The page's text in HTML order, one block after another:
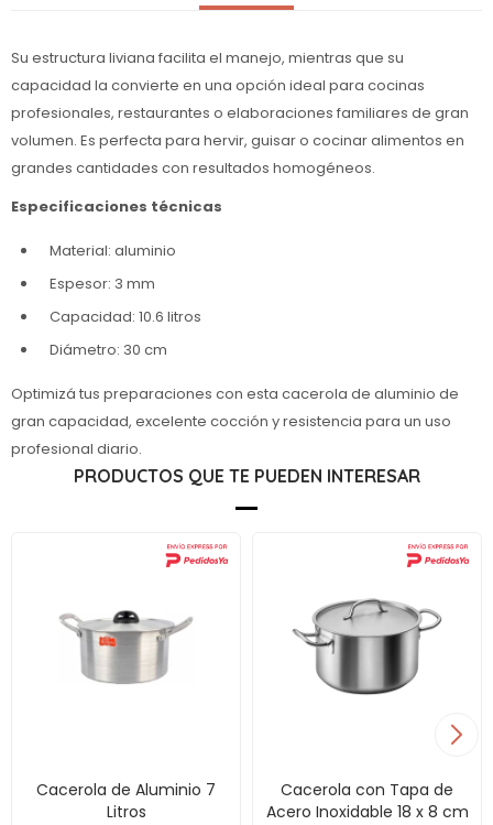
Su estructura liviana facilita el manejo, mientras que su
capacidad la convierte en una opción ideal para cocinas
profesionales, restaurantes o elaboraciones familiares de gran
volumen. Es perfecta para hervir, guisar o cocinar alimentos en
grandes cantidades con resultados homogéneos.
Especificaciones técnicas
Material: aluminio
Espesor: 3 mm
Capacidad: 10.6 litros
Diámetro: 30 cm
Optimizá tus preparaciones con esta cacerola de aluminio de
gran capacidad, excelente cocción y resistencia para un uso
profesional diario.
PRODUCTOS QUE TE PUEDEN INTERESAR
Cacerola de Aluminio 7
Litros
Cacerola con Tapa de
Acero Inoxidable 18 x 8 cm